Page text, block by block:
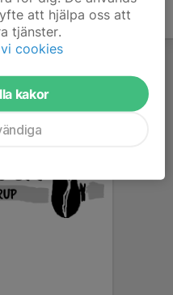
att hjälpa oss att
tjänster.
cookies
kakor